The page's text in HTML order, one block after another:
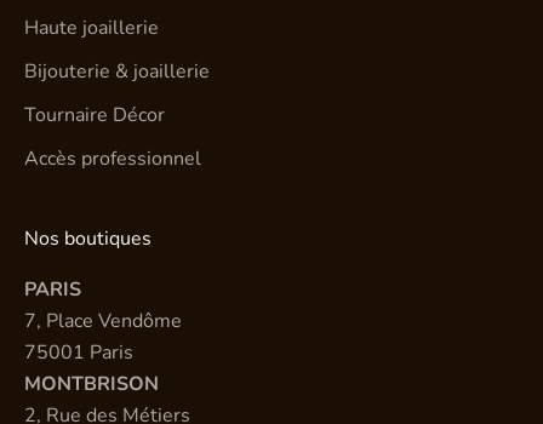
Haute joaillerie
Bijouterie & joaillerie
Tournaire Décor
Accès professionnel
Nos boutiques
PARIS
7, Place Vendôme
75001 Paris
MONTBRISON
2, Rue des Métiers